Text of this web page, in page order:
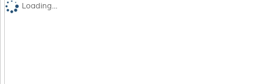
Loading...